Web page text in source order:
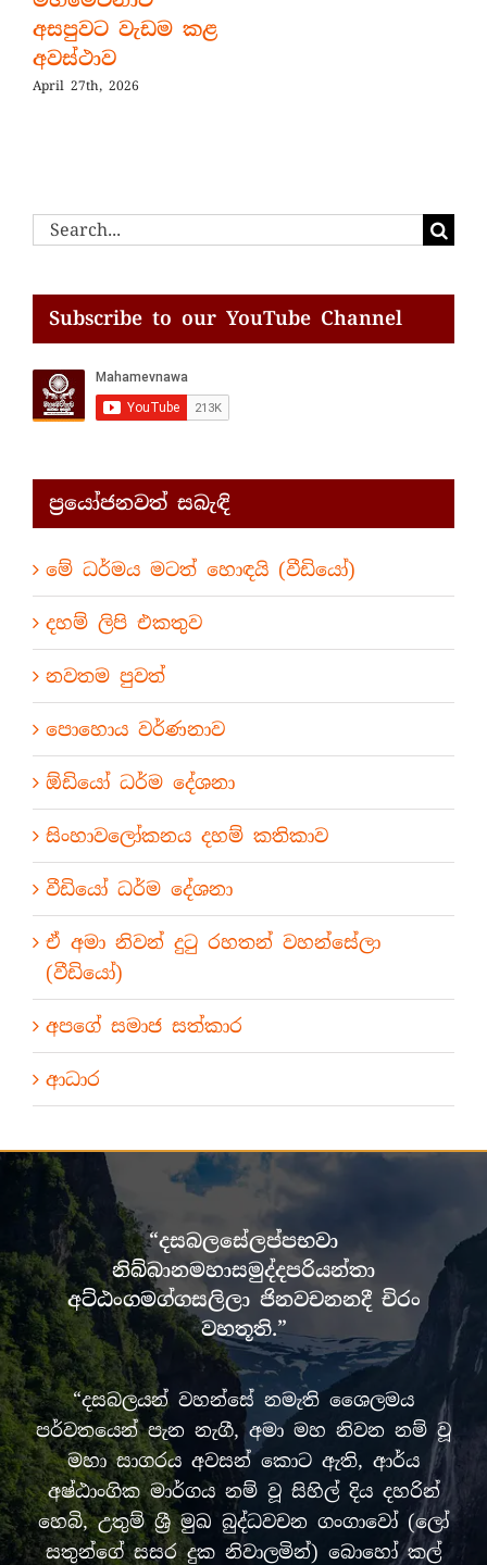
අසපුවට වැඩම කළ
අවස්ථාව
April 27th, 2026
Search
Subscribe to our YouTube Channel
ප්‍රයෝජනවත් සබැඳි
මේ ධර්මය මටත් හොඳයි (වීඩියෝ)
දහම් ලිපි එකතුව
නවතම පුවත්
පොහොය වර්ණනාව
ඕඩියෝ ධර්ම දේශනා
සිංහාවලෝකනය දහම් කතිකාව
වීඩියෝ ධර්ම දේශනා
ඒ අමා නිවන් දුටු රහතන් වහන්සේලා
(වීඩියෝ)
අපගේ සමාජ සත්කාර
ආධාර
“දසබලසේලප්පභවා
නිබ්බානමහාසමුද්දපරියන්තා
අට්ඨංගමග්ගසලිලා ජිනවචනනදී චිරං
වහතූති.”
“දසබලයන් වහන්සේ නමැති ශෛලමය
පර්වතයෙන් පැන නැගී, අමා මහ නිවන නම් වූ
මහා සාගරය අවසන් කොට ඇති, ආර්ය
අෂ්ඨාංගික මාර්ගය නම් වූ සිහිල් දිය දහරින්
හෙබි, උතුම් ශ්‍රී මුඛ බුද්ධවචන ගංගාවෝ (ලෝ
සතුන්ගේ සසර දුක නිවාලමින්) බොහෝ කල්